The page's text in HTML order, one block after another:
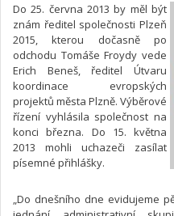
Do 25. června 2013 by měl být
znám ředitel společnosti Plzeň
2015, kterou dočasně po
odchodu Tomáše Froydy vede
Erich Beneš, ředitel Útvaru
koordinace evropských
projektů města Plzně. Výběrové
řízení vyhlásila společnost na
konci března. Do 15. května
2013 mohli uchazeči zasílat
písemné přihlášky.
„Do dnešního dne evidujeme